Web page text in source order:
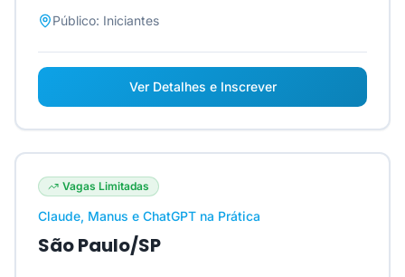
Público: Iniciantes
Ver Detalhes e Inscrever
Vagas Limitadas
Claude, Manus e ChatGPT na Prática
São Paulo/SP